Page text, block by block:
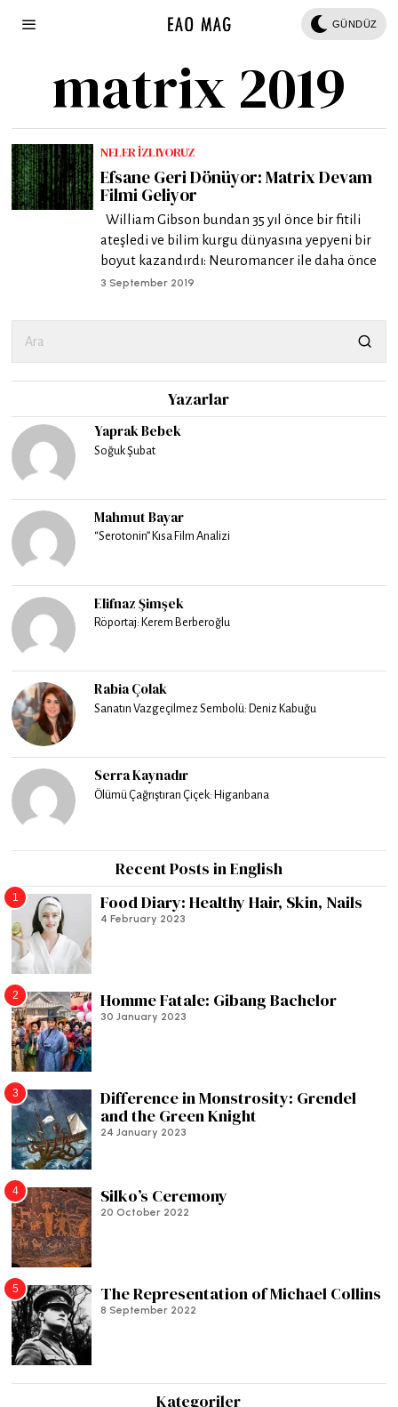
GÜNDÜZ
matrix 2019
NELER İZLIYORUZ
Efsane Geri Dönüyor: Matrix Devam
Filmi Geliyor
William Gibson bundan 35 yıl önce bir fitili
ateşledi ve bilim kurgu dünyasına yepyeni bir
boyut kazandırdı: Neuromancer ile daha önce
3 September 2019
Yazarlar
Yaprak Bebek
Soğuk Şubat
Mahmut Bayar
“Serotonin” Kısa Film Analizi
Elifnaz Şimşek
Röportaj: Kerem Berberoğlu
Rabia Çolak
Sanatın Vazgeçilmez Sembolü: Deniz Kabuğu
Serra Kaynadır
Ölümü Çağrıştıran Çiçek: Higanbana
Recent Posts in English
1 Food Diary: Healthy Hair, Skin, Nails
4 February 2023
2 Homme Fatale: Gibang Bachelor
30 January 2023
3
Difference in Monstrosity: Grendel
and the Green Knight
24 January 2023
4 Silko’s Ceremony
20 October 2022
5 The Representation of Michael Collins
8 September 2022
Kategoriler